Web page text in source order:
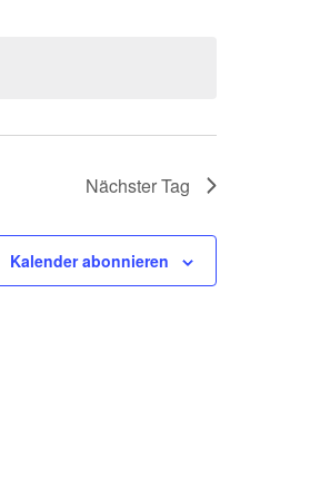
Nächster Tag
Kalender abonnieren